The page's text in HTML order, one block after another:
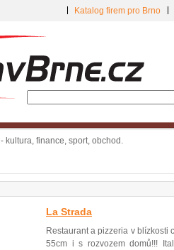
- kultura, finance, sport, obchod.
Katalog firem pro Brno
La Strada
Restaurant a pizzeria v blízkosti
55cm i s rozvozem domů!!!